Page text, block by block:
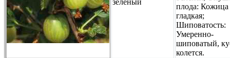
зеленый
плода: Кожица
гладкая;
Шиповатость:
Умеренно-
шиповатый,
колется.